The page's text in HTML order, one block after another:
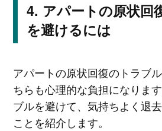
アパートの原状回
を避けるには
アパートの原状回復のトラブ
ちらも心理的な負担になりま
ブルを避けて、気持ちよく退
ことを紹介します。